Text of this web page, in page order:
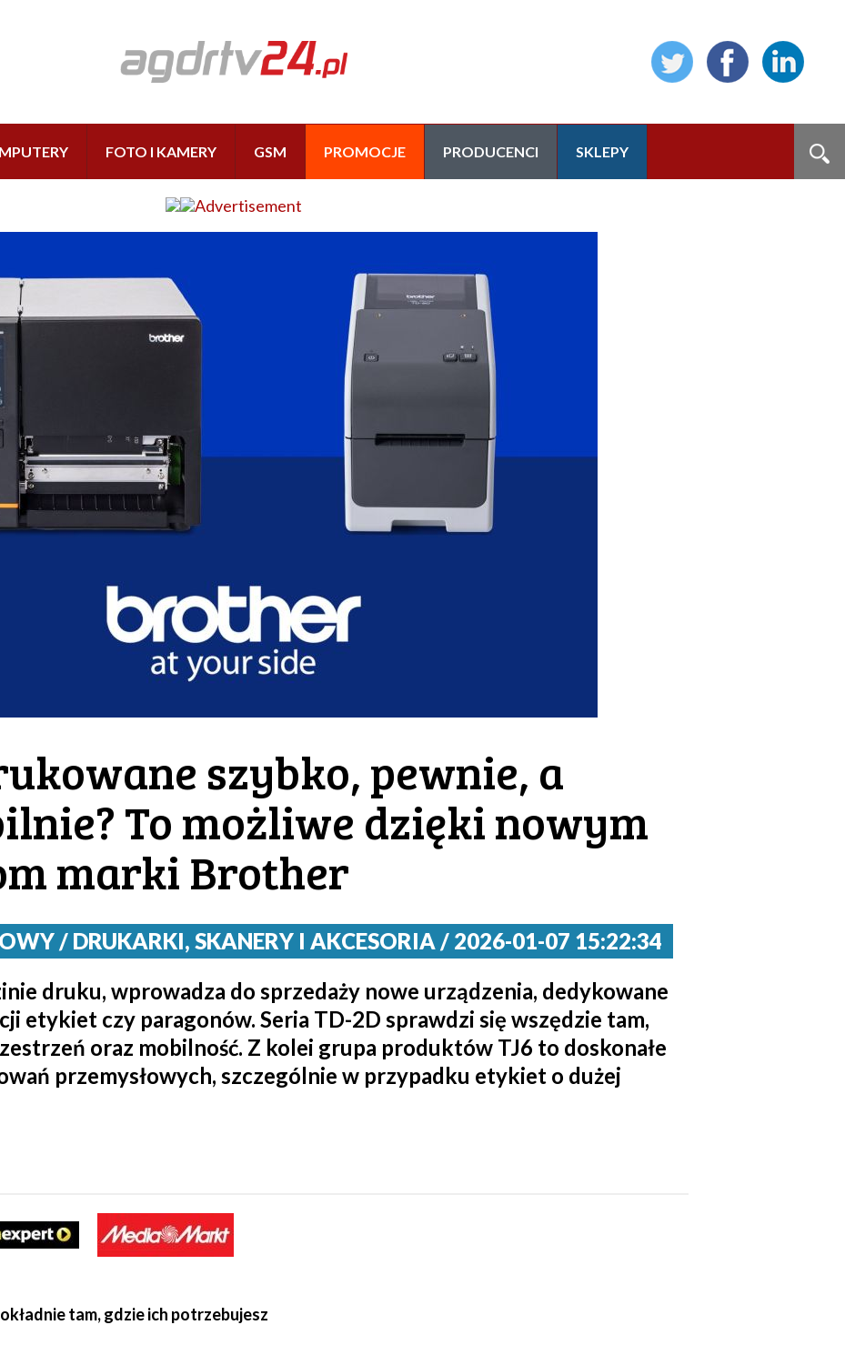
FOTO I KAMERY GSM PROMOCJE PRODUCENCI SKLEPY
szybko, pewnie, a
To możliwe dzięki nowym
marki Brother
/ DRUKARKI, SKANERY I AKCESORIA / 2026-01-07 15:22:34
druku, wprowadza do sprzedaży nowe urządzenia, dedykowane
etykiet czy paragonów. Seria TD-2D sprawdzi się wszędzie tam,
oraz mobilność. Z kolei grupa produktów TJ6 to doskonałe
przemysłowych, szczególnie w przypadku etykiet o dużej
tam, gdzie ich potrzebujesz